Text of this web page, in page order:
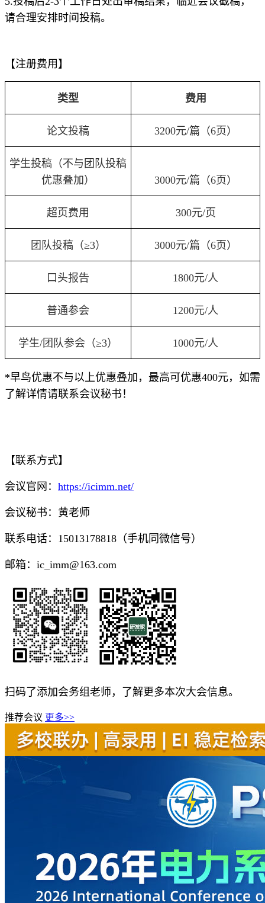
请合理安排时间投稿。
【注册费用】
类型 费用
论文投稿 3200元/篇（6页）
学生投稿（不与团队投稿
优惠叠加）
3000元/篇（6页）
超页费用 300元/页
团队投稿（≥3） 3000元/篇（6页）
口头报告 1800元/人
普通参会 1200元/人
学生/团队参会（≥3） 1000元/人
*早鸟优惠不与以上优惠叠加，最高可优惠400元，如需
了解详情请联系会议秘书！
【联系方式】
会议官网： https://icimm.net/
会议秘书：黄老师
联系电话： 15013178818（手机同微信号）
邮箱： ic_imm@163.com
扫码了添加会务组老师，了解更多本次大会信息。
推荐会议 更多>>